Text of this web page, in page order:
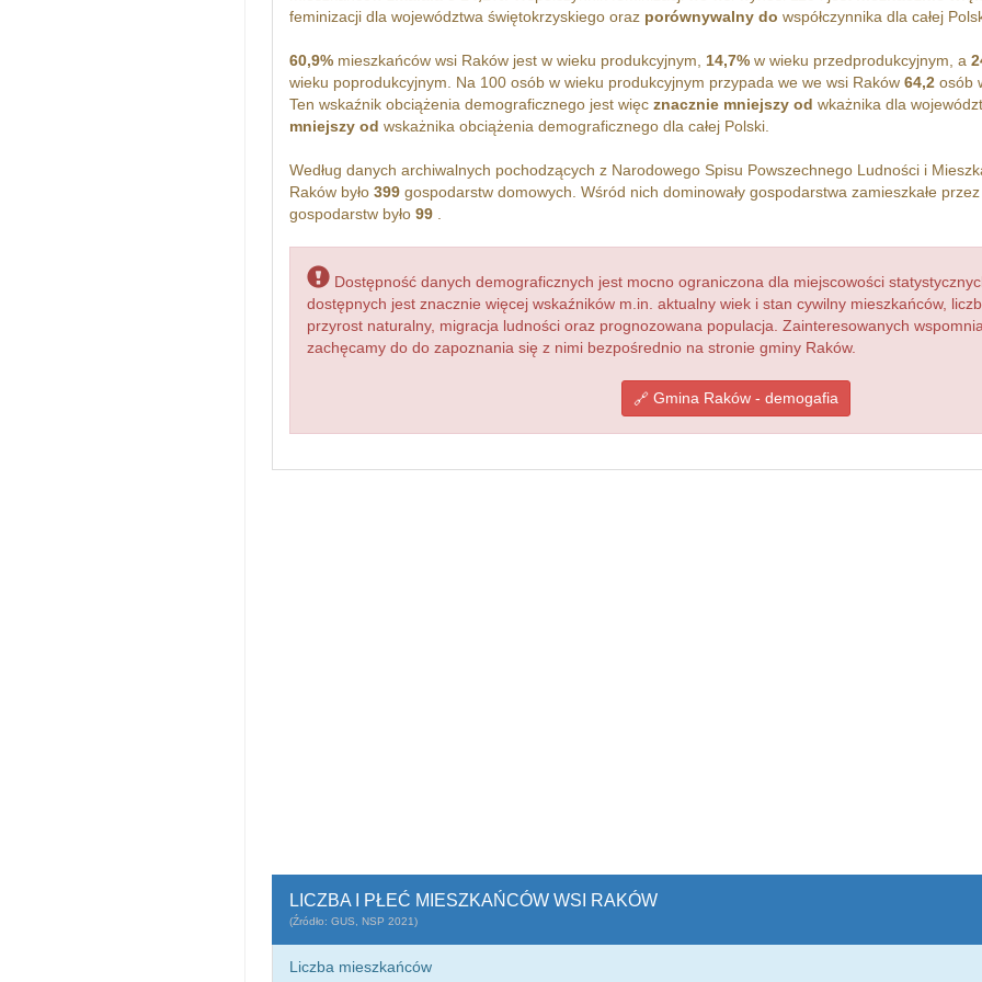
Badany w 1153 r. (Kod. Małop., II, 1, 8, 11, 20) klasztorowi w Brzeźnicy
(Jędrzejowie). W XV w. wś R. major, w par. Jędrzejów, należąca do opactwa
snopową i konopną dawano klasztorowi. Prócz tego klasztor pobierał z łanów
kmiecych jaja, sery, osep, powabę (Długosz, L. B., II, 71, i III, 364). W 1490 r. istniał
Rakówek w par. Imielno (Jemielno). W r. 1581 wś R., w pow. ksiązkim, własność
opactwa jędrzejowskiego, miała 6 łan. km., 3 zagr. z rolą, 3 kom. z byd., 1 rzem., 3
rządów, ekonomii Jędrzejów. R. gmina należy do s. gm. okr. I w Jędrzejowie, ma 12,
031 mr. obszaru i 3474 mk. (1867 r.). Br. CL
feminizacji dla województwa świętokrzyskiego oraz porównywalny do współczynnika dla całej
60,9%mieszkańców wsi Raków jest w wieku produkcyjnym, 14,7%w wieku przedprodukcyjnym, a
wieku poprodukcyjnym. Na 100 osób w wieku produkcyjnym przypada we we wsi Raków 64,2osób
Ten wskaźnik obciążenia demograficznego jest więc znacznie mniejszy od wkażnika dla
mniejszy od wskażnika obciążenia demograficznego dla całej Polski.
Według danych archiwalnych pochodzących z Narodowego Spisu Powszechnego Ludności i
Raków było 399gospodarstw domowych. Wśród nich dominowały gospodarstwa zamieszkałe przez
gospodarstw było 99.
Dostępność danych demograficznych jest mocno ograniczona dla miejscowości
dostępnych jest znacznie więcej wskaźników m.in. aktualny wiek i stan cywilny mieszkańców,
przyrost naturalny, migracja ludności oraz prognozowana populacja. Zainteresowanych
zachęcamy do do zapoznania się z nimi bezpośrednio na stronie gminy Raków.
Gmina Raków - demogafia
LICZBA I PŁEĆ MIESZKAŃCÓW WSI RAKÓW
(Źródło: GUS, NSP 2021)
Liczba mieszkańców